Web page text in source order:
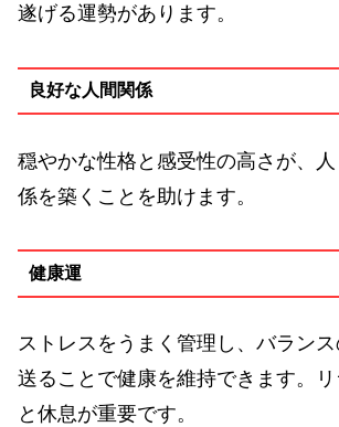
遂げる運勢があります。
良好な人間関係
穏やかな性格と感受性の高さが、
係を築くことを助けます。
健康運
ストレスをうまく管理し、バラン
送ることで健康を維持できます。
と休息が重要です。